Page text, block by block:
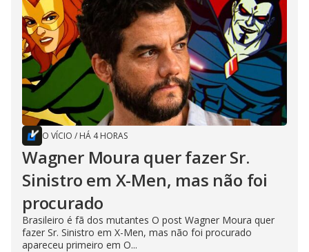
O VÍCIO / HÁ 4 HORAS
Wagner Moura quer fazer Sr.
Sinistro em X-Men, mas não foi
procurado
Brasileiro é fã dos mutantes O post Wagner Moura quer
fazer Sr. Sinistro em X-Men, mas não foi procurado
apareceu primeiro em O...